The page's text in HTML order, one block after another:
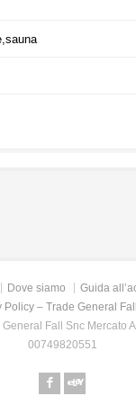
Dove siamo Guida
Policy – Trade General
Fall Snc Mercato
00749820551